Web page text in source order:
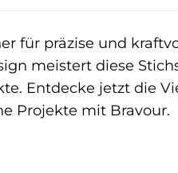
für präzise und
meistert diese
Entdecke jetzt die
Projekte mit Bravour.